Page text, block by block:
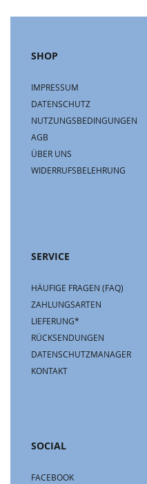
SHOP
IMPRESSUM
DATENSCHUTZ
NUTZUNGSBEDINGUNGEN
AGB
ÜBER UNS
WIDERRUFSBELEHRUNG
SERVICE
HÄUFIGE FRAGEN (FAQ)
ZAHLUNGSARTEN
LIEFERUNG*
RÜCKSENDUNGEN
DATENSCHUTZMANAGER
KONTAKT
SOCIAL
FACEBOOK